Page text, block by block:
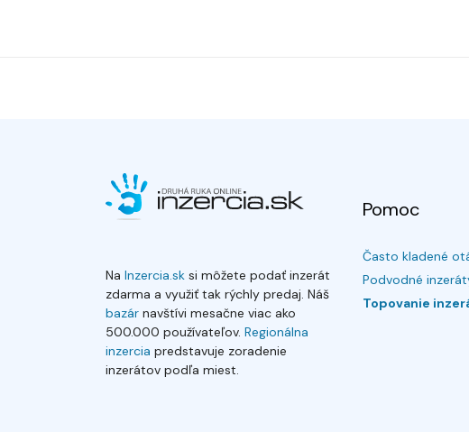
Na Inzercia.sk si môžete podať inzerát
zdarma a využiť tak rýchly predaj. Náš
bazár navštívi mesačne viac ako
500.000 používateľov. Regionálna
inzercia predstavuje zoradenie
inzerátov podľa miest.
Pomoc
Často kladené
Podvodné
Topovanie